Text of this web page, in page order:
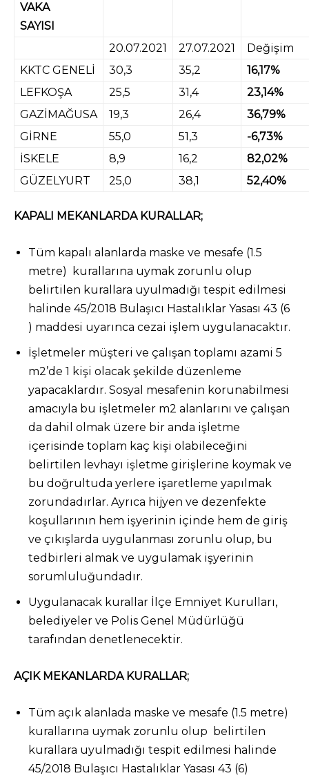
VAKA
SAYISI
20.07.2021
27.07.2021
Değişim
KKTC GENELİ
30,3 35,2
16,17%
LEFKOŞA
25,5 31,4
23,14%
GAZİMAĞUSA
19,3 26,4
36,79%
GİRNE
55,0 51,3
-6,73%
İSKELE
8,9 16,2
82,02%
GÜZELYURT
25,0 38,1 52,40%
KAPALI MEKANLARDA KURALLAR;
Tüm kapalı alanlarda maske ve mesafe (1.5
metre) kurallarına uymak zorunlu olup
belirtilen kurallara uyulmadığı tespit edilmesi
halinde 45/2018 Bulaşıcı Hastalıklar Yasası 43 (6
) maddesi uyarınca cezai işlem uygulanacaktır.
İşletmeler müşteri ve çalışan toplamı azami 5
m2’de 1 kişi olacak şekilde düzenleme
yapacaklardır. Sosyal mesafenin korunabilmesi
amacıyla bu işletmeler m2 alanlarını ve çalışan
da dahil olmak üzere bir anda işletme
içerisinde toplam kaç kişi olabileceğini
belirtilen levhayı işletme girişlerine koymak ve
bu doğrultuda yerlere işaretleme yapılmak
zorundadırlar. Ayrıca hijyen ve dezenfekte
koşullarının hem işyerinin içinde hem de giriş
ve çıkışlarda uygulanması zorunlu olup, bu
tedbirleri almak ve uygulamak işyerinin
sorumluluğundadır.
Uygulanacak kurallar İlçe Emniyet Kurulları,
belediyeler ve Polis Genel Müdürlüğü
tarafından denetlenecektir.
AÇIK MEKANLARDA KURALLAR;
Tüm açık alanlada maske ve mesafe (1.5 metre)
kurallarına uymak zorunlu olup belirtilen
kurallara uyulmadığı tespit edilmesi halinde
45/2018 Bulaşıcı Hastalıklar Yasası 43 (6)